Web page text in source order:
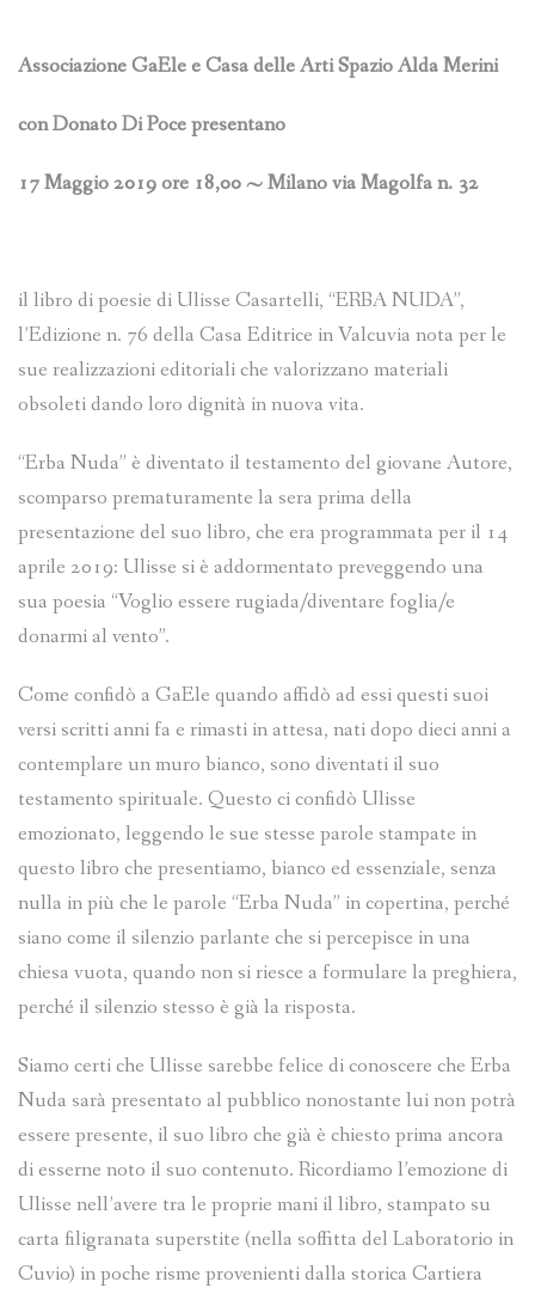
Associazione GaEle e Casa delle Arti Spazio Alda Merini
con Donato Di Poce presentano
17 Maggio 2019 ore 18,00 ~ Milano via Magolfa n. 32
il libro di poesie di Ulisse Casartelli, “ERBA NUDA”,
l’Edizione n. 76 della Casa Editrice in Valcuvia nota per le
sue realizzazioni editoriali che valorizzano materiali
obsoleti dando loro dignità in nuova vita.
“Erba Nuda” è diventato il testamento del giovane Autore,
scomparso prematuramente la sera prima della
presentazione del suo libro, che era programmata per il 14
aprile 2019: Ulisse si è addormentato preveggendo una
sua poesia “Voglio essere rugiada/diventare foglia/e
donarmi al vento”.
Come confidò a GaEle quando affidò ad essi questi suoi
versi scritti anni fa e rimasti in attesa, nati dopo dieci anni a
contemplare un muro bianco, sono diventati il suo
testamento spirituale. Questo ci confidò Ulisse
emozionato, leggendo le sue stesse parole stampate in
questo libro che presentiamo, bianco ed essenziale, senza
nulla in più che le parole “Erba Nuda” in copertina, perché
siano come il silenzio parlante che si percepisce in una
chiesa vuota, quando non si riesce a formulare la preghiera,
perché il silenzio stesso è già la risposta.
Siamo certi che Ulisse sarebbe felice di conoscere che Erba
Nuda sarà presentato al pubblico nonostante lui non potrà
essere presente, il suo libro che già è chiesto prima ancora
di esserne noto il suo contenuto. Ricordiamo l’emozione di
Ulisse nell’avere tra le proprie mani il libro, stampato su
carta filigranata superstite (nella soffitta del Laboratorio in
Cuvio) in poche risme provenienti dalla storica Cartiera